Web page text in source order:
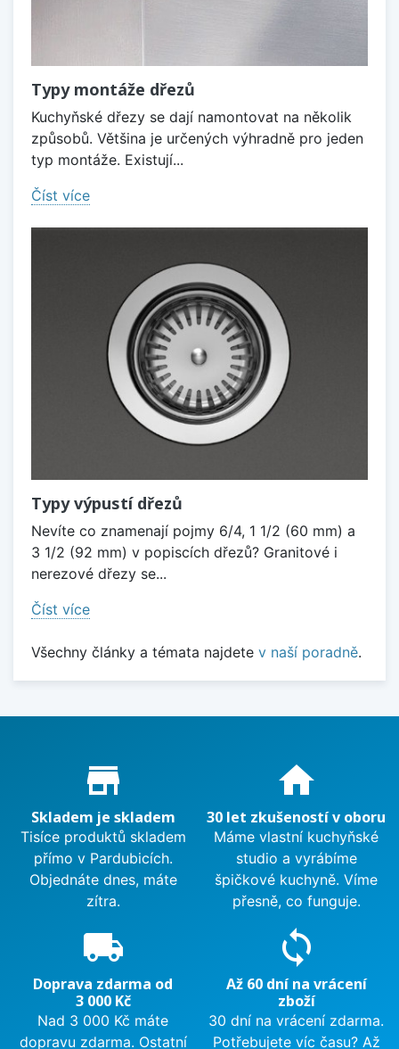
Typy montáže dřezů
Kuchyňské dřezy se dají namontovat na několik
způsobů. Většina je určených výhradně pro jeden
typ montáže. Existují...
Číst více
Typy výpustí dřezů
Nevíte co znamenají pojmy 6/4, 1 1/2 (60 mm) a
3 1/2 (92 mm) v popiscích dřezů? Granitové i
nerezové dřezy se...
Číst více
Všechny články a témata najdete v naší poradně.
Proč nakupovat u nás?
store_mall_directory
Skladem je skladem
Tisíce produktů skladem
přímo v Pardubicích.
Objednáte dnes, máte
zítra.
home
30 let zkušeností v oboru
Máme vlastní kuchyňské
studio a vyrábíme
špičkové kuchyně. Víme
přesně, co funguje.
local_shipping
Doprava zdarma od
3 000 Kč
Nad 3 000 Kč máte
dopravu zdarma. Ostatní
sync
Až 60 dní na vrácení
zboží
30 dní na vrácení zdarma.
Potřebujete víc času? Až